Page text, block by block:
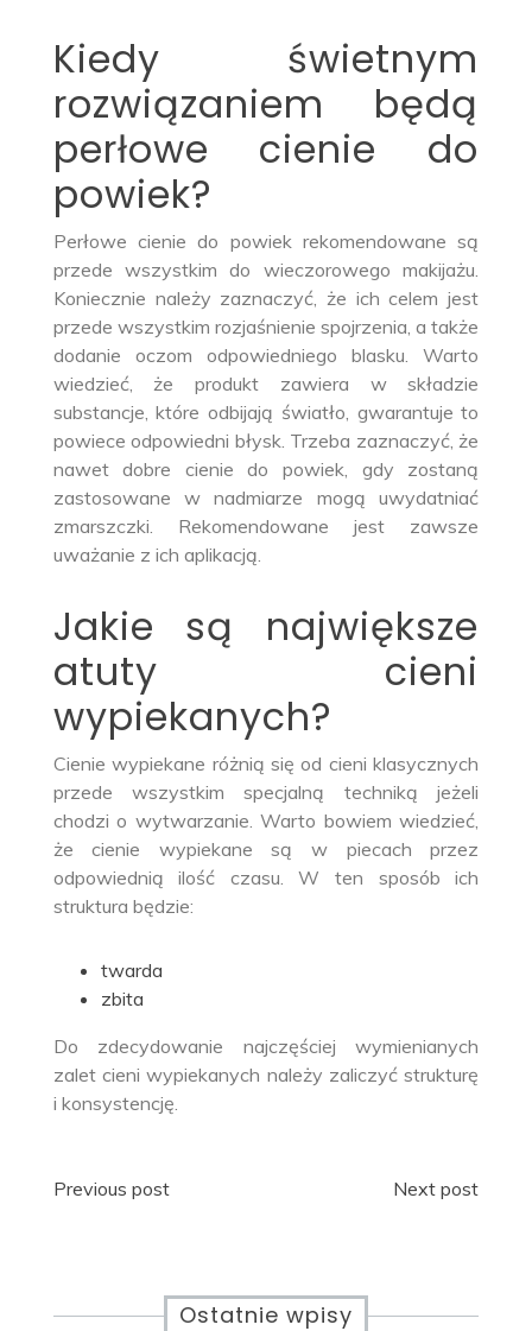
Kiedy świetnym
rozwiązaniem będą
perłowe cienie do
powiek?
Perłowe cienie do powiek rekomendowane są
przede wszystkim do wieczorowego makijażu.
Koniecznie należy zaznaczyć, że ich celem jest
przede wszystkim rozjaśnienie spojrzenia, a także
dodanie oczom odpowiedniego blasku. Warto
wiedzieć, że produkt zawiera w składzie
substancje, które odbijają światło, gwarantuje to
powiece odpowiedni błysk. Trzeba zaznaczyć, że
nawet dobre cienie do powiek, gdy zostaną
zastosowane w nadmiarze mogą uwydatniać
zmarszczki. Rekomendowane jest zawsze
uważanie z ich aplikacją.
Jakie są największe
atuty cieni
wypiekanych?
Cienie wypiekane różnią się od cieni klasycznych
przede wszystkim specjalną techniką jeżeli
chodzi o wytwarzanie. Warto bowiem wiedzieć,
że cienie wypiekane są w piecach przez
odpowiednią ilość czasu. W ten sposób ich
struktura będzie:
twarda
zbita
Do zdecydowanie najczęściej wymienianych
zalet cieni wypiekanych należy zaliczyć strukturę
i konsystencję.
Nawigacja
Previous post Next post
Ostatnie wpisy